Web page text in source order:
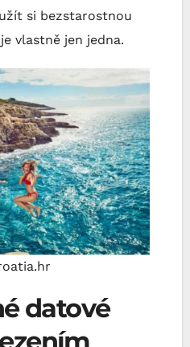
si bezstarostnou
vlastně jen jedna.
datové